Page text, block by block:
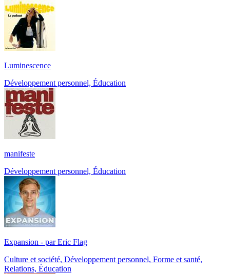
Luminescence
Développement personnel, Éducation
manifeste
Développement personnel, Éducation
Expansion - par Eric Flag
Culture et société, Développement personnel, Forme et santé,
Relations, Éducation